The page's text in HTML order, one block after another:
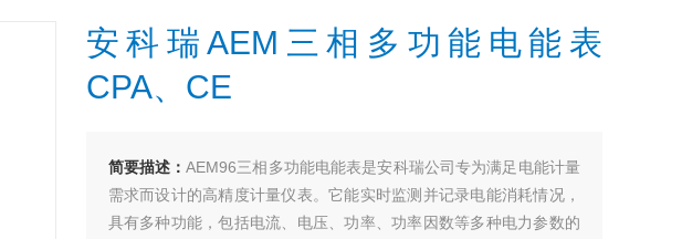
安科瑞AEM三相多功能电能表
CPA、CE
简要描述：AEM96三相多功能电能表是安科瑞公司专为满足电能计量
需求而设计的高精度计量仪表。它能实时监测并记录电能消耗情况，
具有多种功能，包括电流、电压、功率、功率因数等多种电力参数的